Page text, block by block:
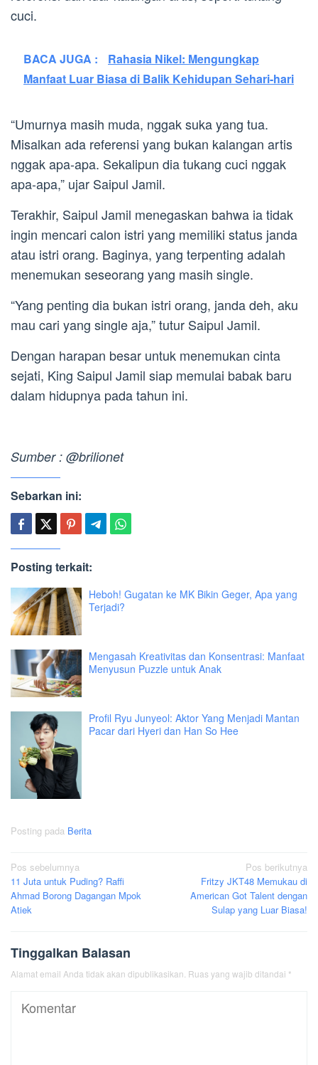
cuci.
BACA JUGA :
Rahasia Nikel: Mengungkap
Manfaat Luar Biasa di Balik Kehidupan Sehari-hari
“Umurnya masih muda, nggak suka yang tua.
Misalkan ada referensi yang bukan kalangan artis
nggak apa-apa. Sekalipun dia tukang cuci nggak
apa-apa,” ujar Saipul Jamil.
Terakhir, Saipul Jamil menegaskan bahwa ia tidak
ingin mencari calon istri yang memiliki status janda
atau istri orang. Baginya, yang terpenting adalah
menemukan seseorang yang masih single.
“Yang penting dia bukan istri orang, janda deh, aku
mau cari yang single aja,” tutur Saipul Jamil.
Dengan harapan besar untuk menemukan cinta
sejati, King Saipul Jamil siap memulai babak baru
dalam hidupnya pada tahun ini.
Sumber : @brilionet
Sebarkan ini:
Posting terkait:
Heboh! Gugatan ke MK Bikin Geger, Apa yang
Terjadi?
Mengasah Kreativitas dan Konsentrasi: Manfaat
Menyusun Puzzle untuk Anak
Profil Ryu Junyeol: Aktor Yang Menjadi Mantan
Pacar dari Hyeri dan Han So Hee
Posting pada Berita
Navigasi
pos
Pos sebelumnya
11 Juta untuk Puding? Raffi
Ahmad Borong Dagangan Mpok
Atiek
Pos berikutnya
Fritzy JKT48 Memukau di
American Got Talent dengan
Sulap yang Luar Biasa!
Tinggalkan Balasan
Alamat email Anda tidak akan dipublikasikan. Ruas yang wajib ditandai *